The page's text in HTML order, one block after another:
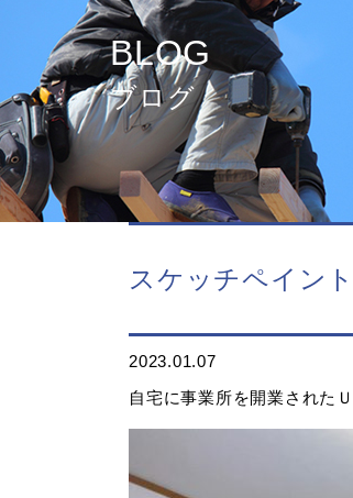
BLOG
ブログ
スケッチペイン
2023.01.07
自宅に事業所を開業された